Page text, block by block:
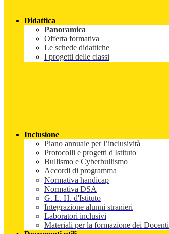
Didattica
Panoramica
Offerta formativa
Le schede didattiche
I progetti delle classi
Inclusione
Piano annuale per l’inclusività
Protocolli e progetti d'Istituto
Bullismo e Cyberbullismo
Accordi di programma
Normativa handicap
Normativa DSA
G. L. H. d'Istituto
Integrazione alunni stranieri
Laboratori inclusivi
Materiali per la formazione dei Docenti